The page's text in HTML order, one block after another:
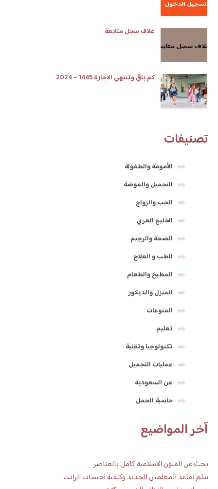
غلاف سجل متابعة
كم باقي وتنتهي الاجازة 1445 – 2024
تصنيفات
الأمومة والطفولة
التجميل والموضة
الحب والزواج
الخليج العربي
الصحة والرجيم
الطب و العلاج
المطبخ والطعام
المنزل والديكور
المنوعات
تعليم
تكنولوجيا وتقنية
عمليات التجميل
عن السعودية
حاسبة الحمل
آخر المواضيع
بحث عن الفنون الاسلامية كامل بالعناصر
سلم تقاعد المعلمين الجديد وكيفية احتساب الراتب